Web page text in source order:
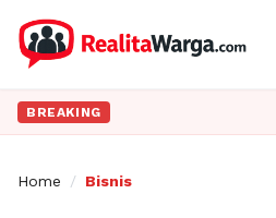
BREAKING
Home / Bisnis